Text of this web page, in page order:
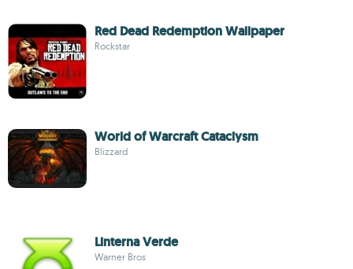
Red Dead Redemption Wallpaper
Rockstar
World of Warcraft Cataclysm
Blizzard
Linterna Verde
Warner Bros